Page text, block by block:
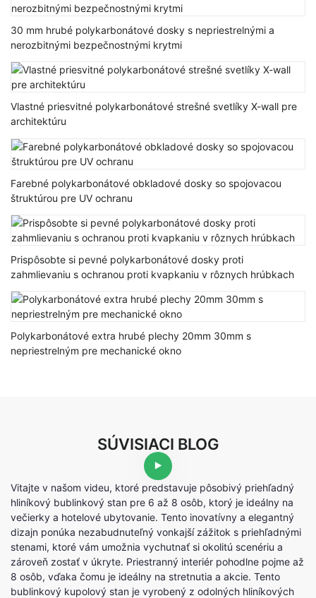
30 mm hrubé polykarbonátové dosky s nepriestrelnými a
nerozbitnými bezpečnostnými krytmi
Vlastné priesvitné polykarbonátové strešné svetlíky X-wall pre
architektúru
Farebné polykarbonátové obkladové dosky so spojovacou
štruktúrou pre UV ochranu
Prispôsobte si pevné polykarbonátové dosky proti
zahmlievaniu s ochranou proti kvapkaniu v rôznych hrúbkach
Polykarbonátové extra hrubé plechy 20mm 30mm s
nepriestrelným pre mechanické okno
SÚVISIACI BLOG
Vitajte v našom videu, ktoré predstavuje pôsobivý priehľadný
hliníkový bublinkový stan pre 6 až 8 osôb, ktorý je ideálny na
večierky a hotelové ubytovanie. Tento inovatívny a elegantný
dizajn ponúka nezabudnuteľný vonkajší zážitok s priehľadnými
stenami, ktoré vám umožnia vychutnať si okolitú scenériu a
zároveň zostať v úkryte. Priestranný interiér pohodlne pojme až
8 osôb, vďaka čomu je ideálny na stretnutia a akcie. Tento
bublinkový kupolový stan je vyrobený z odolných hliníkových